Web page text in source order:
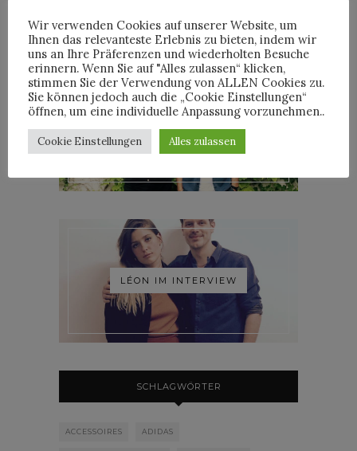
ROOSEVELT IM INTERVIEW
LÉON IM INTERVIEW
SCHLAGWÖRTER
ACCESSOIRES ADIDAS
Wir verwenden Cookies auf unserer Website, um
Ihnen das relevanteste Erlebnis zu bieten, indem wir
uns an Ihre Präferenzen und wiederholten Besuche
erinnern. Wenn Sie auf "Alles zulassen“ klicken,
stimmen Sie der Verwendung von ALLEN Cookies zu.
Sie können jedoch auch die „Cookie Einstellungen“
öffnen, um eine individuelle Anpassung vorzunehmen..
Cookie Einstellungen Alles zulassen